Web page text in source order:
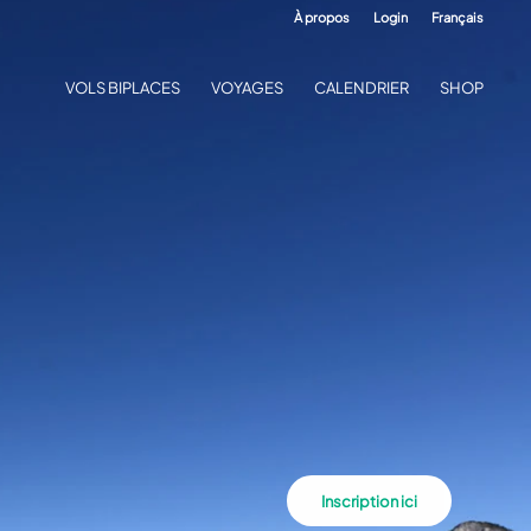
Inscription ici
À propos Login Français
VOLS BIPLACES VOYAGES CALENDRIER SHOP